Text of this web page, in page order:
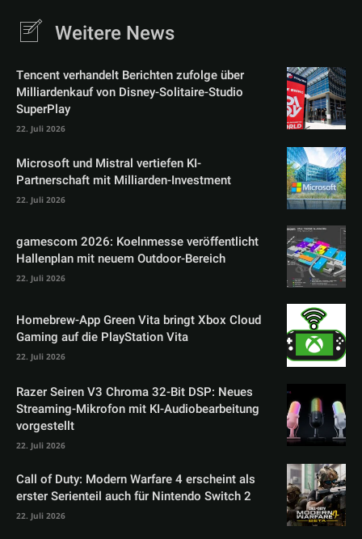
Weitere News
Tencent verhandelt Berichten zufolge über
Milliardenkauf von Disney-Solitaire-Studio
SuperPlay
22. Juli 2026
Microsoft und Mistral vertiefen KI-
Partnerschaft mit Milliarden-Investment
22. Juli 2026
gamescom 2026: Koelnmesse veröffentlicht
Hallenplan mit neuem Outdoor-Bereich
22. Juli 2026
Homebrew-App Green Vita bringt Xbox Cloud
Gaming auf die PlayStation Vita
22. Juli 2026
Razer Seiren V3 Chroma 32-Bit DSP: Neues
Streaming-Mikrofon mit KI-Audiobearbeitung
vorgestellt
22. Juli 2026
Call of Duty: Modern Warfare 4 erscheint als
erster Serienteil auch für Nintendo Switch 2
22. Juli 2026